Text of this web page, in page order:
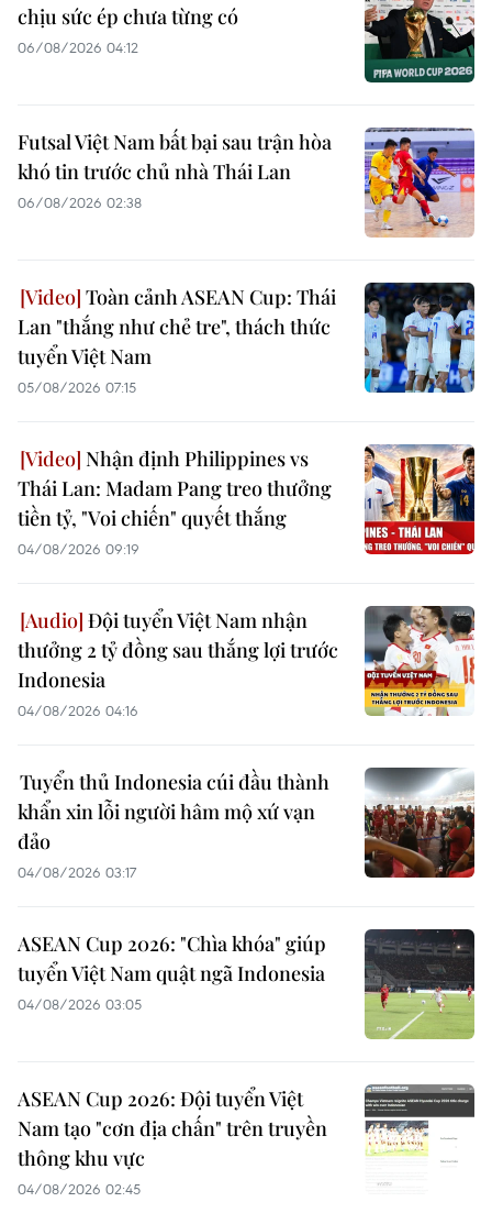
chịu sức ép chưa từng có
06/08/2026 04:12
Futsal Việt Nam bất bại sau trận hòa
khó tin trước chủ nhà Thái Lan
06/08/2026 02:38
Toàn cảnh ASEAN Cup: Thái
Lan "thắng như chẻ tre", thách thức
tuyển Việt Nam
05/08/2026 07:15
Nhận định Philippines vs
Thái Lan: Madam Pang treo thưởng
tiền tỷ, "Voi chiến" quyết thắng
04/08/2026 09:19
Đội tuyển Việt Nam nhận
thưởng 2 tỷ đồng sau thắng lợi trước
Indonesia
04/08/2026 04:16
Tuyển thủ Indonesia cúi đầu thành
khẩn xin lỗi người hâm mộ xứ vạn
đảo
04/08/2026 03:17
ASEAN Cup 2026: "Chìa khóa" giúp
tuyển Việt Nam quật ngã Indonesia
04/08/2026 03:05
ASEAN Cup 2026: Đội tuyển Việt
Nam tạo "cơn địa chấn" trên truyền
thông khu vực
04/08/2026 02:45